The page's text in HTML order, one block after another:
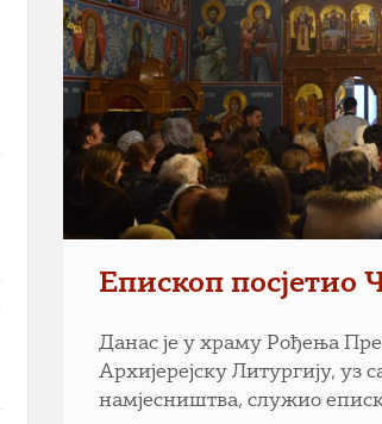
Епископ посјетио
Данас је у храму Рођења
Архијерејску Литургију, уз
намјесништва, служио